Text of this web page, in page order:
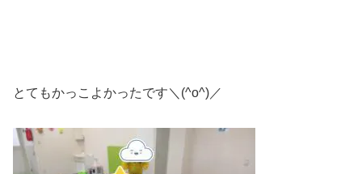
とてもかっこよかったです＼(^o^)／